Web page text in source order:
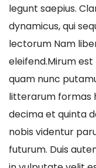
legunt saepius.
dynamicus, qui
lectorum Nam
eleifend.Mirum
quam nunc
litterarum formas
decima et quinta
nobis videntur
futurum. Duis